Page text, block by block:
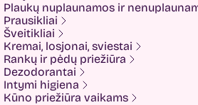
Hiskin
Holika holika
Imbue
Imbue.
INOAR
Isntree
IUNIK
Plaukų nuplaunamos ir
Prausikliai
Šveitikliai
Kremai, losjonai, sviestai
Rankų ir pėdų priežiūra
Dezodorantai
Intymi higiena
Kūno priežiūra vaikams